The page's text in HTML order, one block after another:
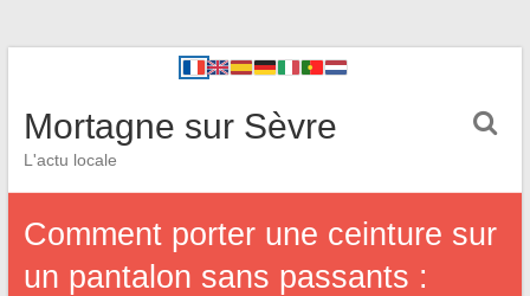
Mortagne sur Sèvre
L'actu locale
Comment porter une ceinture sur
un pantalon sans passants :